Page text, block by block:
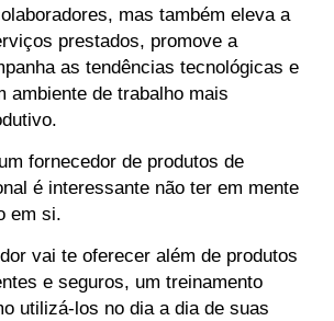
mas também eleva a
prestados, promove a
as tendências tecnológicas e
ambiente de trabalho mais
fornecedor de produtos de
é interessante não ter em mente
em si.
vai te oferecer além de produtos
e seguros, um treinamento
utilizá-los no dia a dia de suas